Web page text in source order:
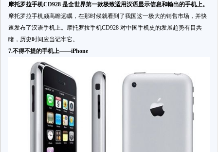
摩托罗拉手机CD928 是全世界第一款极致适用汉语显示信息和輸出的手机上。
摩托罗拉手机颇高瞻远瞩，在那时候就看到了我国这一极大的销售市场，并快
速发布了汉语手机上。摩托罗拉手机CD928 对中国手机史的发展趋势有目共
睹，历史时间应当记牢它。
7.不得不提的手机上——iPhone